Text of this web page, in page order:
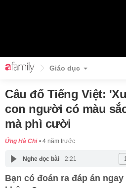
Giáo dục
Câu đố Tiếng Việt:
con người có màu
mà phì cười
Ứng Hà Chi 4 năm trước
Nghe đọc bài 2:21
Bạn có đoán ra đáp án